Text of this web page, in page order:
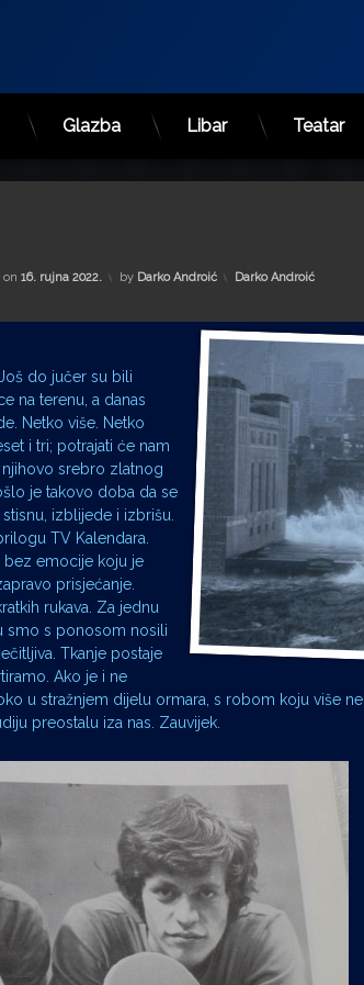
Glazba Libar Teatar
on 16. rujna 2022. by Darko Androić Kategorije:
Darko Androić
do jučer su bili
na terenu, a danas
Netko više. Netko
i tri; potrajati će nam
srebro zlatnog
je takovo doba da se
izblijede i izbrišu.
TV Kalendara.
bez emocije koju je
prisjećanje.
rukava. Za jednu
smo s ponosom nosili
Tkanje postaje
Ako je i ne
u stražnjem dijelu ormara, s robom koju više
preostalu iza nas. Zauvijek.